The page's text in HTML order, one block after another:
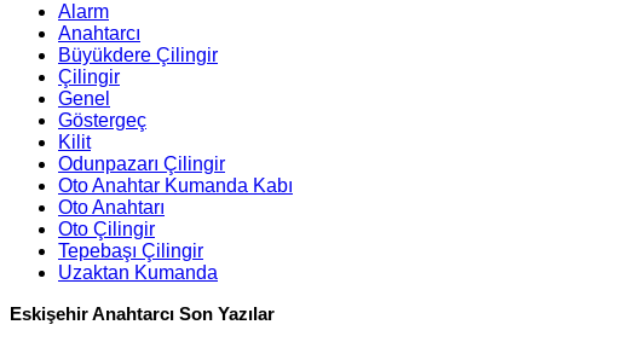
Alarm
Anahtarcı
Büyükdere Çilingir
Çilingir
Genel
Göstergeç
Kilit
Odunpazarı Çilingir
Oto Anahtar Kumanda Kabı
Oto Anahtarı
Oto Çilingir
Tepebaşı Çilingir
Uzaktan Kumanda
Eskişehir Anahtarcı Son Yazılar